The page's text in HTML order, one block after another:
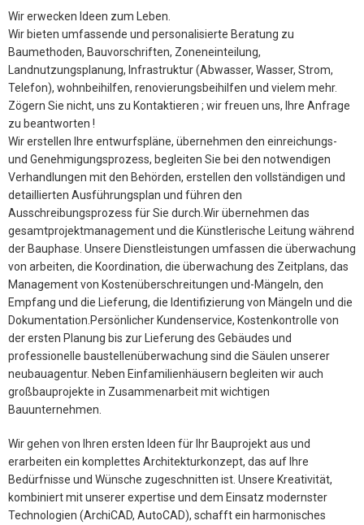
Wir erwecken Ideen zum Leben.
Wir bieten umfassende und personalisierte Beratung zu
Baumethoden, Bauvorschriften, Zoneneinteilung,
Landnutzungsplanung, Infrastruktur (Abwasser, Wasser, Strom,
Telefon), wohnbeihilfen, renovierungsbeihilfen und vielem mehr.
Zögern Sie nicht, uns zu Kontaktieren ; wir freuen uns, Ihre Anfrage
zu beantworten !
Wir erstellen Ihre entwurfspläne, übernehmen den einreichungs-
und Genehmigungsprozess, begleiten Sie bei den notwendigen
Verhandlungen mit den Behörden, erstellen den vollständigen und
detaillierten Ausführungsplan und führen den
Ausschreibungsprozess für Sie durch.Wir übernehmen das
gesamtprojektmanagement und die Künstlerische Leitung während
der Bauphase. Unsere Dienstleistungen umfassen die überwachung
von arbeiten, die Koordination, die überwachung des Zeitplans, das
Management von Kostenüberschreitungen und-Mängeln, den
Empfang und die Lieferung, die Identifizierung von Mängeln und die
Dokumentation.Persönlicher Kundenservice, Kostenkontrolle von
der ersten Planung bis zur Lieferung des Gebäudes und
professionelle baustellenüberwachung sind die Säulen unserer
neubauagentur. Neben Einfamilienhäusern begleiten wir auch
großbauprojekte in Zusammenarbeit mit wichtigen
Bauunternehmen.
Wir gehen von Ihren ersten Ideen für Ihr Bauprojekt aus und
erarbeiten ein komplettes Architekturkonzept, das auf Ihre
Bedürfnisse und Wünsche zugeschnitten ist. Unsere Kreativität,
kombiniert mit unserer expertise und dem Einsatz modernster
Technologien (ArchiCAD, AutoCAD), schafft ein harmonisches